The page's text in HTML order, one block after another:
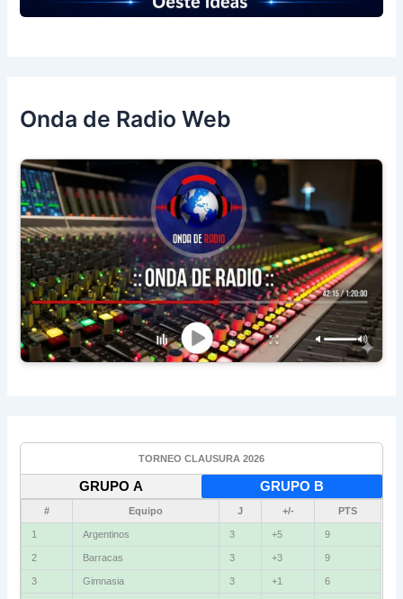
Onda de Radio Web
TORNEO CLAUSURA 2026
GRUPO A GRUPO B
# Equipo J +/- PTS
1 Argentinos 3 +5 9
2 Barracas 3 +3 9
3 Gimnasia 3 +1 6